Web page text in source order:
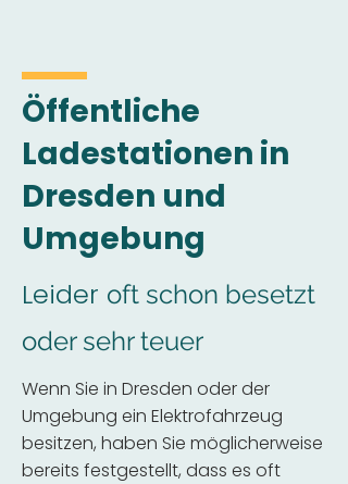
Öffentliche
Ladestationen in
Dresden und
Umgebung
Leider oft schon besetzt
oder sehr teuer
Wenn Sie in Dresden oder der
Umgebung ein Elektrofahrzeug
besitzen, haben Sie möglicherweise
bereits festgestellt, dass es oft